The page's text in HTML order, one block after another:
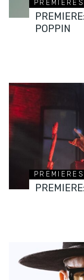
PREMIERES
POPPIN
PREMIERES